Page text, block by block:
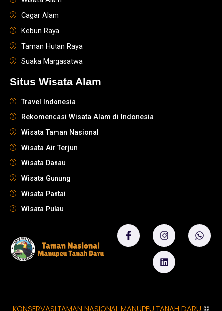
Cagar Alam
Kebun Raya
Taman Hutan Raya
Suaka Margasatwa
Situs Wisata Alam
Travel Indonesia
Rekomendasi Wisata Alam di Indonesia
Wisata Taman Nasional
Wisata Air Terjun
Wisata Danau
Wisata Gunung
Wisata Pantai
Wisata Pulau
KONSERVASI TAMAN NASIONAL MANUPEU TANAH DARU ©